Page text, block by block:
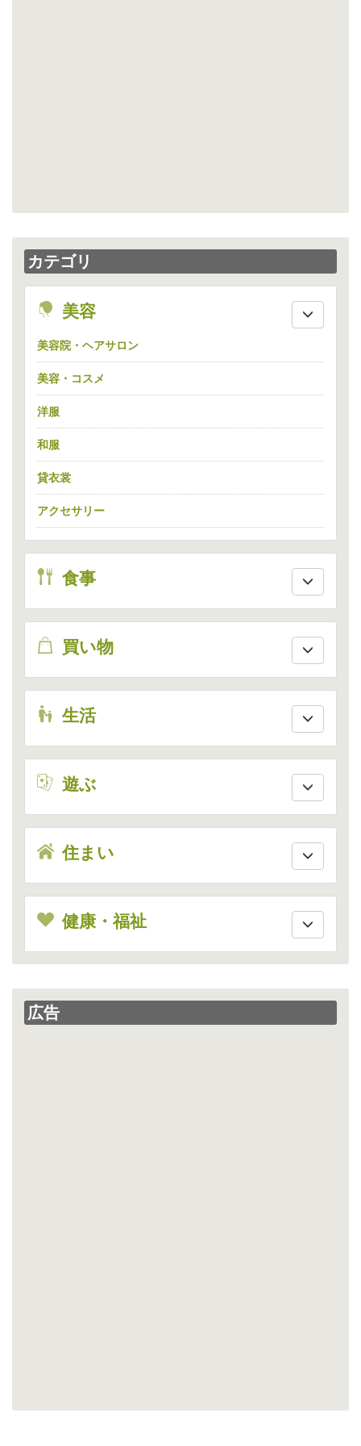
カテゴリ
beauty
美容
美容院・ヘアサロン
美容・コスメ
洋服
和服
貸衣裳
アクセサリー
eat
食事
shopping
買い物
live
生活
enjoy
遊ぶ
house
住まい
health
健康・福祉
広告